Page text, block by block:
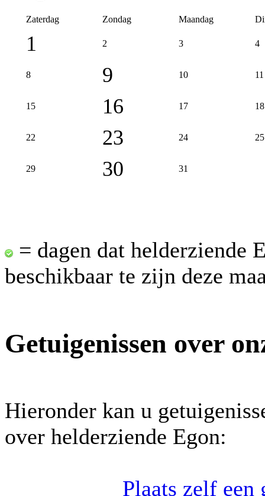
Zaterdag Zondag Maandag
1 2 3 4
8 9 10 11
15 16 17 18
22 23 24 25
29 30 31
= dagen dat helderziende
beschikbaar te zijn deze
Getuigenissen over
Hieronder kan u
over helderziende Egon:
Plaats zelf een